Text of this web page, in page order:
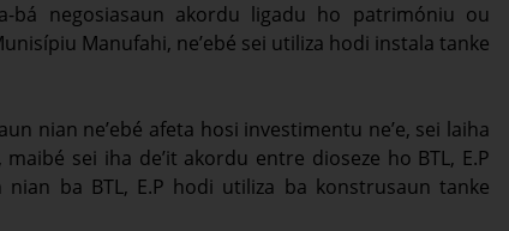
bá negosiasaun akordu ligadu ho patrimóniu ou
Manufahi, ne’ebé sei utiliza hodi instala tanke
nian ne’ebé afeta hosi investimentu ne’e, sei laiha
maibé sei iha de’it akordu entre dioseze ho BTL, E.P
ba BTL, E.P hodi utiliza ba konstrusaun tanke